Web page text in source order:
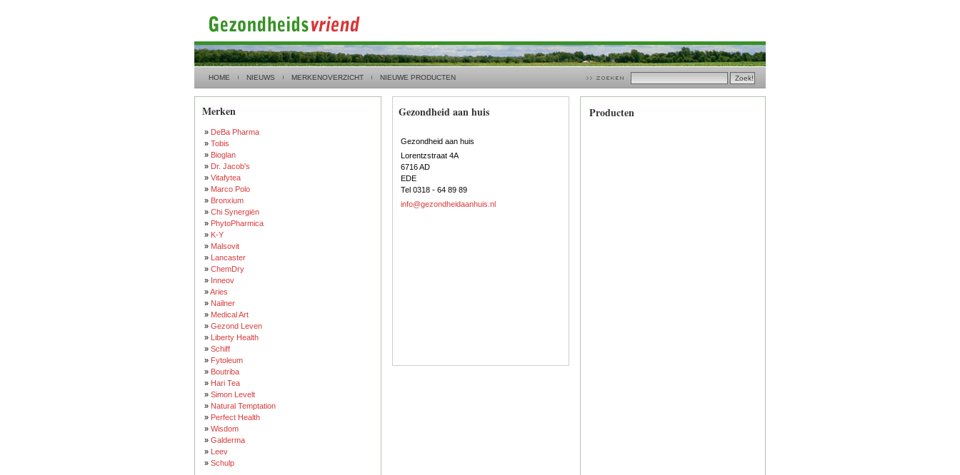
HOME NIEUWS MERKENOVERZICHT NIEUWE PRODUCTEN
Merken
» DeBa Pharma
» Tobis
» Bioglan
» Dr. Jacob's
» Vitafytea
» Marco Polo
» Bronxium
» Chi Synergiën
» PhytoPharmica
» K-Y
» Malsovit
» Lancaster
» ChemDry
» Inneov
»Aries
» Nailner
» Medical Art
» Gezond Leven
» Liberty Health
» Schiff
» Fytoleum
» Boutriba
» Hari Tea
» Simon Levelt
» Natural Temptation
» Perfect Health
» Wisdom
» Galderma
» Leev
» Schulp
Gezondheid aan huis
Gezondheid aan huis
Lorentzstraat 4A
6716 AD
EDE
Tel 0318 - 64 89 89
info@gezondheidaanhuis.nl
Producten